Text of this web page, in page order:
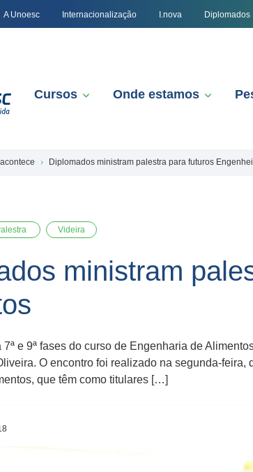
A Unoesc Internacionalização I.nova Diplomados
Cursos Onde estamos
Diplomados ministram palestra para futuros
Videira
ministram
e 9ª fases do curso de Engenharia de
O encontro foi realizado na segunda-
que t​ê​m como titulares […]